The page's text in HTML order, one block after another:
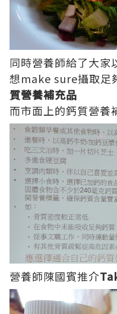
同時營養師給了大家
想make sure攝取足
質營養補充品
而市面上的鈣質營養
營養師陳國賓推介